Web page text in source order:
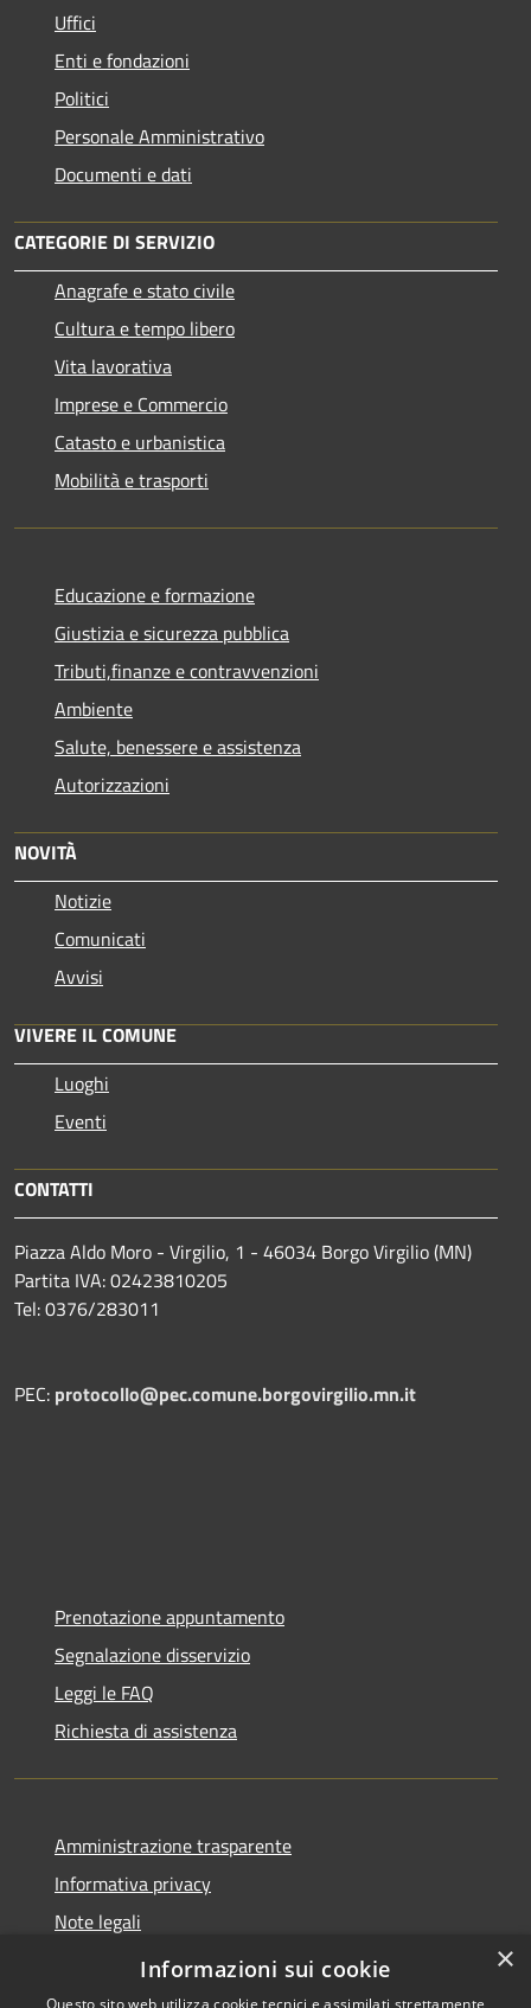
Uffici
Enti e fondazioni
Politici
Personale Amministrativo
Documenti e dati
CATEGORIE DI SERVIZIO
Anagrafe e stato civile
Cultura e tempo libero
Vita lavorativa
Imprese e Commercio
Catasto e urbanistica
Mobilità e trasporti
Educazione e formazione
Giustizia e sicurezza pubblica
Tributi,finanze e contravvenzioni
Ambiente
Salute, benessere e assistenza
Autorizzazioni
NOVITÀ
Notizie
Comunicati
Avvisi
VIVERE IL COMUNE
Luoghi
Eventi
CONTATTI
Piazza Aldo Moro - Virgilio, 1 - 46034 Borgo Virgilio (MN)
Partita IVA: 02423810205
Tel: 0376/283011
PEC: protocollo@pec.comune.borgovirgilio.mn.it
Prenotazione appuntamento
Segnalazione disservizio
Leggi le FAQ
Richiesta di assistenza
Amministrazione trasparente
Informativa privacy
Note legali
Dichiarazione di accessibilità
×
Informazioni sui cookie
Questo sito web utilizza cookie tecnici e assimilati strettamente